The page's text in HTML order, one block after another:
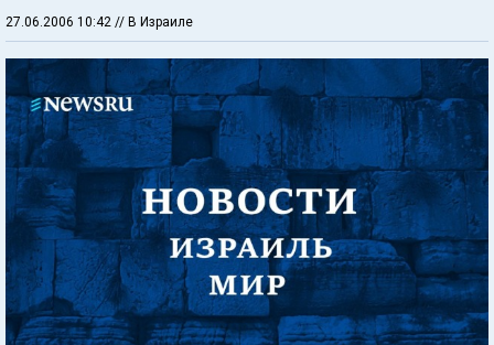
27.06.2006 10:42 // В Израиле